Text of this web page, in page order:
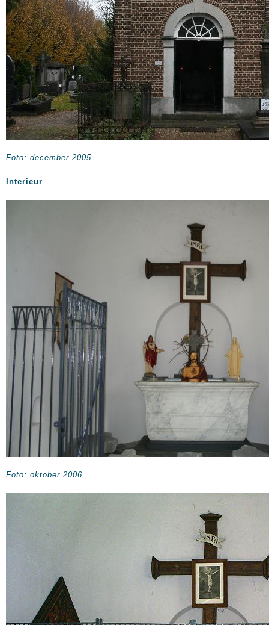
Foto: december 2005
Interieur
Foto: oktober 2006